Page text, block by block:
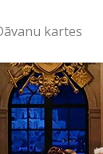
kartes